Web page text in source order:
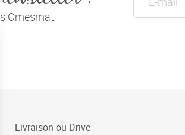
Cmesmat
Livraison ou Drive